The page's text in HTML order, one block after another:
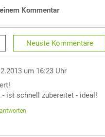
Kommentar
Neuste Kommentare
um 16:23 Uhr
ist schnell zubereitet - ideal!